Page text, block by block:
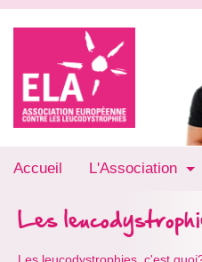
Accueil L'Association
Les